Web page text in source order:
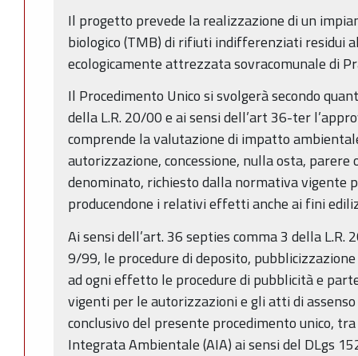
Il progetto prevede la realizzazione di un
biologico (TMB) di rifiuti indifferenziati residui
ecologicamente attrezzata sovracomunale di
Il Procedimento Unico si svolgerà secondo
della L.R. 20/00 e ai sensi dell’art 36-ter
comprende la valutazione di impatto
autorizzazione, concessione, nulla osta, parere
denominato, richiesto dalla normativa vigente
producendone i relativi effetti anche ai fini
Ai sensi dell’art. 36 septies comma 3 della L.R.
9/99, le procedure di deposito,
ad ogni effetto le procedure di pubblicità e
vigenti per le autorizzazioni e gli atti di
conclusivo del presente procedimento unico,
Integrata Ambientale (AIA) ai sensi del DLgs